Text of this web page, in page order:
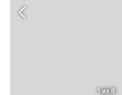
1 из 8